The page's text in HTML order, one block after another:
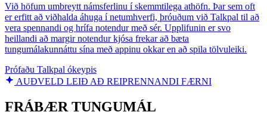
Við höfum umbreytt námsferlinu í skemmtilega athöfn. Þar sem oft
er erfitt að viðhalda áhuga í netumhverfi, þróuðum við Talkpal til að
vera spennandi og hrífa notendur með sér. Upplifunin er svo
heillandi að margir notendur kjósa frekar að bæta
tungumálakunnáttu sína með appinu okkar en að spila tölvuleiki.
Prófaðu Talkpal ókeypis
AUÐVELD LEIÐ AÐ REIPRENNANDI FÆRNI
FRÁBÆR TUNGUMÁL